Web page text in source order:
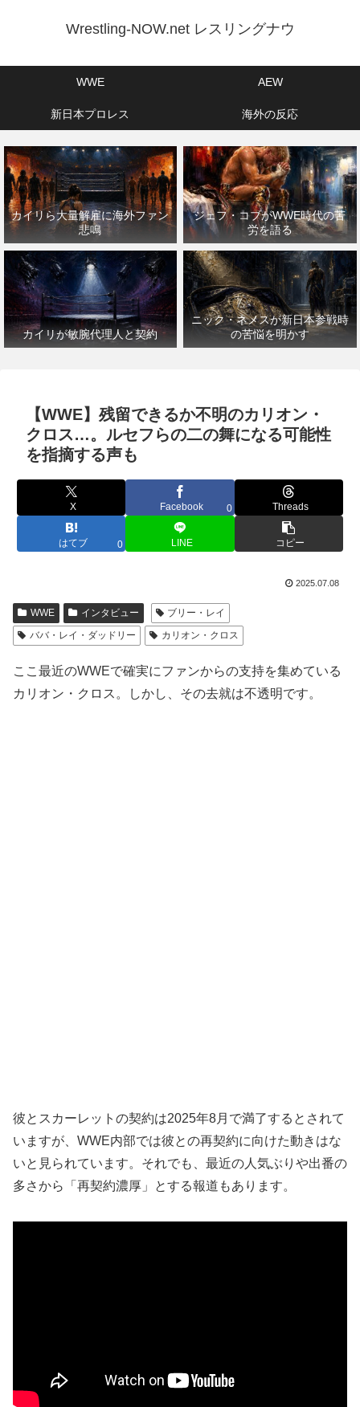
Wrestling-NOW.net レスリングナウ
WWE AEW
新日本プロレス 海外の反応
カイリら大量解雇に海外ファン
悲鳴
ジェフ・コブがWWE時代の苦
労を語る
カイリが敏腕代理人と契約
ニック・ネメスが新日本参戦時
の苦悩を明かす
【WWE】残留できるか不明のカリオン・
クロス…。ルセフらの二の舞になる可能性
を指摘する声も
X Facebook 0 Threads
はてブ 0 LINE コピー
2025.07.08
WWE インタビュー
ブリー・レイ
ババ・レイ・ダッドリー
カリオン・クロス
ここ最近のWWEで確実にファンからの支持を集めている
カリオン・クロス。しかし、その去就は不透明です。
彼とスカーレットの契約は2025年8月で満了するとされて
いますが、WWE内部では彼との再契約に向けた動きはな
いと見られています。それでも、最近の人気ぶりや出番の
多さから「再契約濃厚」とする報道もあります。